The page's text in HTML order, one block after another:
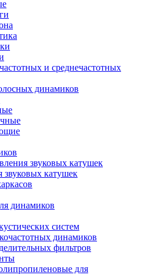
и среднечастотных
динамиков
звуковых катушек
звуковых катушек
динамиков
систем
динамиков
фильтров
для